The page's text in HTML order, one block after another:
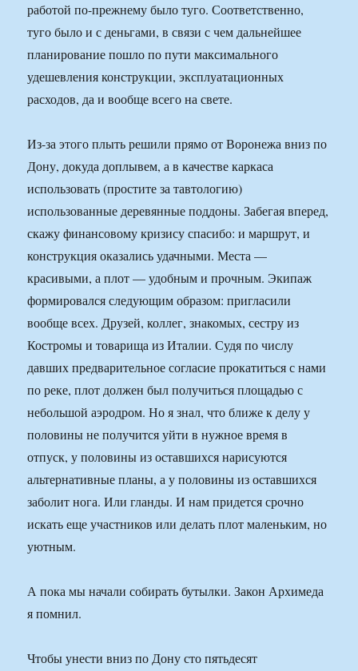
работой по-прежнему было туго. Соответственно,
туго было и с деньгами, в связи с чем дальнейшее
планирование пошло по пути максимального
удешевления конструкции, эксплуатационных
расходов, да и вообще всего на свете.
Из-за этого плыть решили прямо от Воронежа вниз по
Дону, докуда доплывем, а в качестве каркаса
использовать (простите за тавтологию)
использованные деревянные поддоны. Забегая вперед,
скажу финансовому кризису спасибо: и маршрут, и
конструкция оказались удачными. Места —
красивыми, а плот — удобным и прочным. Экипаж
формировался следующим образом: пригласили
вообще всех. Друзей, коллег, знакомых, сестру из
Костромы и товарища из Италии. Судя по числу
давших предварительное согласие прокатиться с нами
по реке, плот должен был получиться площадью с
небольшой аэродром. Но я знал, что ближе к делу у
половины не получится уйти в нужное время в
отпуск, у половины из оставшихся нарисуются
альтернативные планы, а у половины из оставшихся
заболит нога. Или гланды. И нам придется срочно
искать еще участников или делать плот маленьким, но
уютным.
А пока мы начали собирать бутылки. Закон Архимеда
я помнил.
Чтобы унести вниз по Дону сто пятьдесят